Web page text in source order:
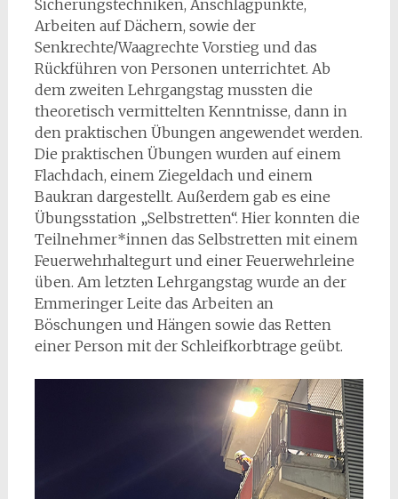
Sicherungstechniken, Anschlagpunkte,
Arbeiten auf Dächern, sowie der
Senkrechte/Waagrechte Vorstieg und das
Rückführen von Personen unterrichtet. Ab
dem zweiten Lehrgangstag mussten die
theoretisch vermittelten Kenntnisse, dann in
den praktischen Übungen angewendet werden.
Die praktischen Übungen wurden auf einem
Flachdach, einem Ziegeldach und einem
Baukran dargestellt. Außerdem gab es eine
Übungsstation „Selbstretten“. Hier konnten die
Teilnehmer*innen das Selbstretten mit einem
Feuerwehrhaltegurt und einer Feuerwehrleine
üben. Am letzten Lehrgangstag wurde an der
Emmeringer Leite das Arbeiten an
Böschungen und Hängen sowie das Retten
einer Person mit der Schleifkorbtrage geübt.